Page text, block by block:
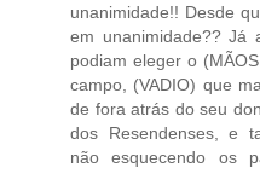
unanimidade!! Desde
em unanimidade?? Já
podiam eleger o
campo, (VADIO) que
de fora atrás do seu
dos Resendenses, e
não esquecendo os